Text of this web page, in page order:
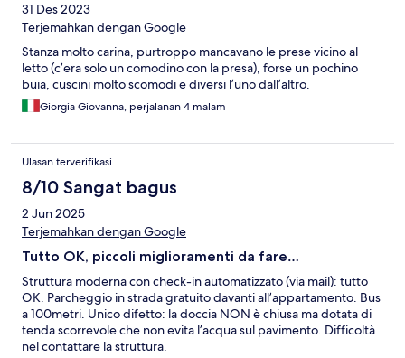
31 Des 2023
Terjemahkan dengan Google
Stanza molto carina, purtroppo mancavano le prese vicino al
letto (c’era solo un comodino con la presa), forse un pochino
buia, cuscini molto scomodi e diversi l’uno dall’altro.
Giorgia Giovanna, perjalanan 4 malam
Ulasan terverifikasi
8/10 Sangat bagus
2 Jun 2025
Terjemahkan dengan Google
Tutto OK, piccoli miglioramenti da fare…
Struttura moderna con check-in automatizzato (via mail): tutto
OK. Parcheggio in strada gratuito davanti all’appartamento. Bus
a 100metri. Unico difetto: la doccia NON è chiusa ma dotata di
tenda scorrevole che non evita l’acqua sul pavimento. Difficoltà
nel contattare la struttura.